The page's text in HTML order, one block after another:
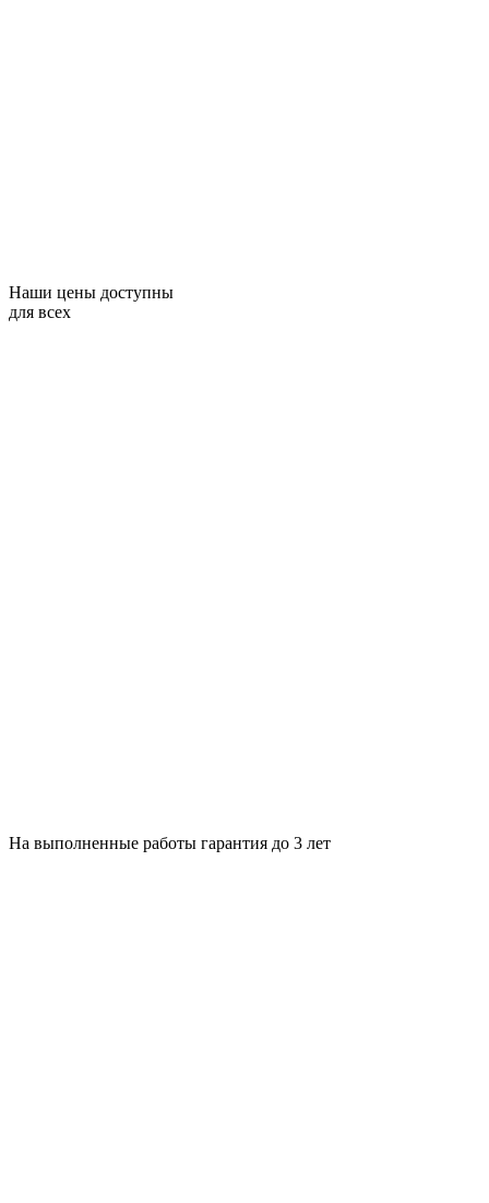
Наши цены доступны
для всех
На выполненные работы гарантия до 3 лет